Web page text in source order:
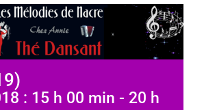
: 15 h 00 min - 20 h